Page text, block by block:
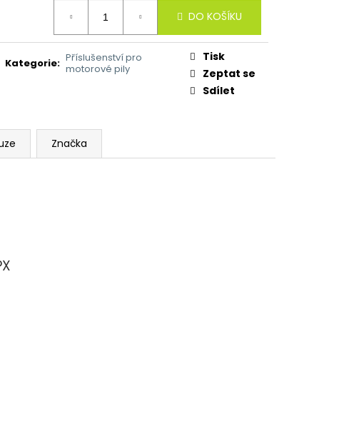
DO KOŠÍKU
Kategorie: Příslušenství pro
motorové pily
Tisk
Zeptat se
Sdílet
Značka